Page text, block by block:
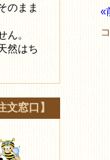
«
のまま
ん。
然はち
窓口】